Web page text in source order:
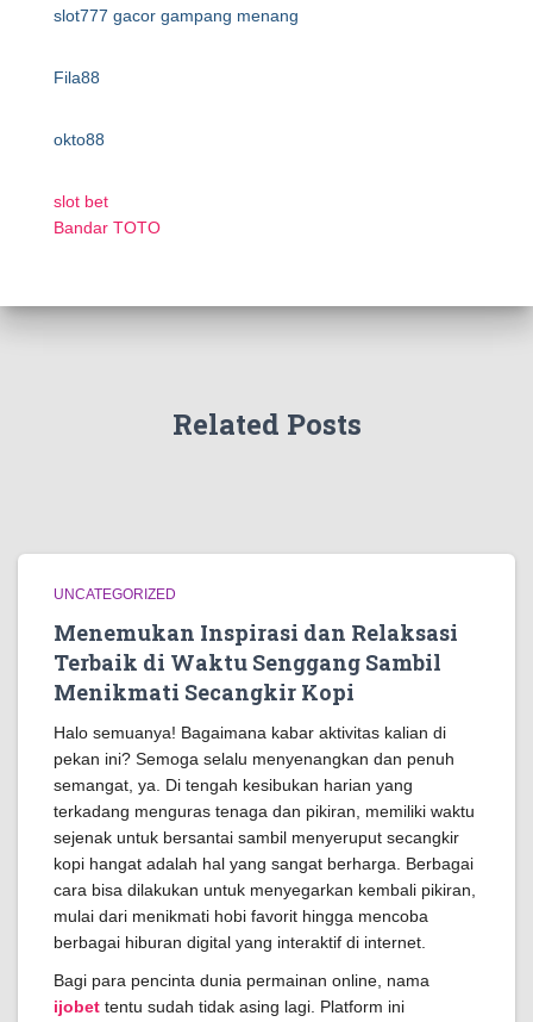
slot777 gacor gampang menang
Fila88
okto88
slot bet
Bandar TOTO
Related Posts
UNCATEGORIZED
Menemukan Inspirasi dan Relaksasi
Terbaik di Waktu Senggang Sambil
Menikmati Secangkir Kopi
Halo semuanya! Bagaimana kabar aktivitas kalian di
pekan ini? Semoga selalu menyenangkan dan penuh
semangat, ya. Di tengah kesibukan harian yang
terkadang menguras tenaga dan pikiran, memiliki waktu
sejenak untuk bersantai sambil menyeruput secangkir
kopi hangat adalah hal yang sangat berharga. Berbagai
cara bisa dilakukan untuk menyegarkan kembali pikiran,
mulai dari menikmati hobi favorit hingga mencoba
berbagai hiburan digital yang interaktif di internet.
Bagi para pencinta dunia permainan online, nama
ijobet tentu sudah tidak asing lagi. Platform ini